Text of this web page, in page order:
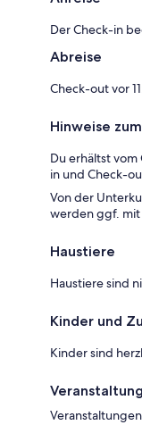
Der Check-in
Abreise
Check-out vor
Hinweise
Du erhältst
in und Check-
Von der
werden ggf. mit
Haustiere
Haustiere sind
Kinder und
Kinder sind